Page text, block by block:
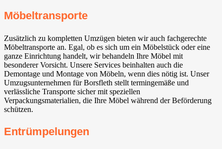
Möbeltransporte
Zusätzlich zu kompletten Umzügen bieten wir auch fachgerechte
Möbeltransporte an. Egal, ob es sich um ein Möbelstück oder eine
ganze Einrichtung handelt, wir behandeln Ihre Möbel mit
besonderer Vorsicht. Unsere Services beinhalten auch die
Demontage und Montage von Möbeln, wenn dies nötig ist. Unser
Umzugsunternehmen für Borsfleth stellt termingemäße und
verlässliche Transporte sicher mit speziellen
Verpackungsmaterialien, die Ihre Möbel während der Beförderung
schützen.
Entrümpelungen